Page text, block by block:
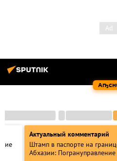
Актуальный комментарий
Штамп в паспорте на
Абхазии: Погрануправление